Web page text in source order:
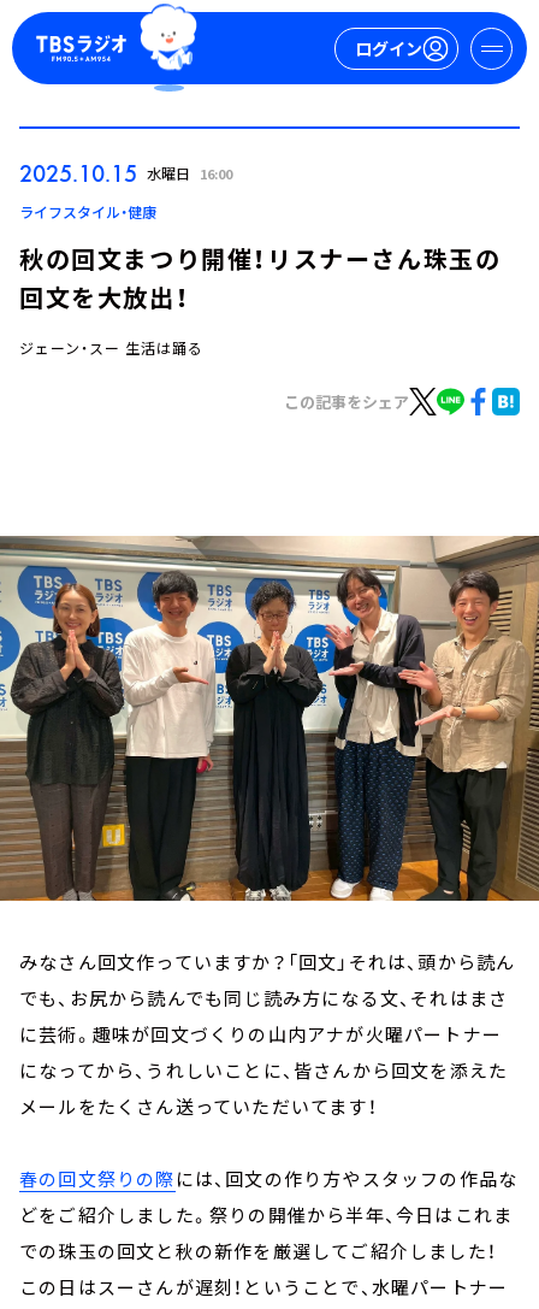
ログイン
ログイン
お知らせ
イベント・グッズ
YouTube
会社情報
2025.10.15 水曜日 16:00
ライフスタイル・健康
秋の回文まつり開催！リスナーさん珠玉の
回文を大放出！
ジェーン・スー 生活は踊る
この記事をシェア
みなさん回文作っていますか？「回文」それは、頭から読ん
でも、お尻から読んでも同じ読み方になる文、それはまさ
に芸術。趣味が回文づくりの山内アナが火曜パートナー
になってから、うれしいことに、皆さんから回文を添えた
メールをたくさん送っていただいてます！
春の回文祭りの際には、回文の作り方やスタッフの作品な
どをご紹介しました。祭りの開催から半年、今日はこれま
での珠玉の回文と秋の新作を厳選してご紹介しました！
この日はスーさんが遅刻！ということで、水曜パートナー